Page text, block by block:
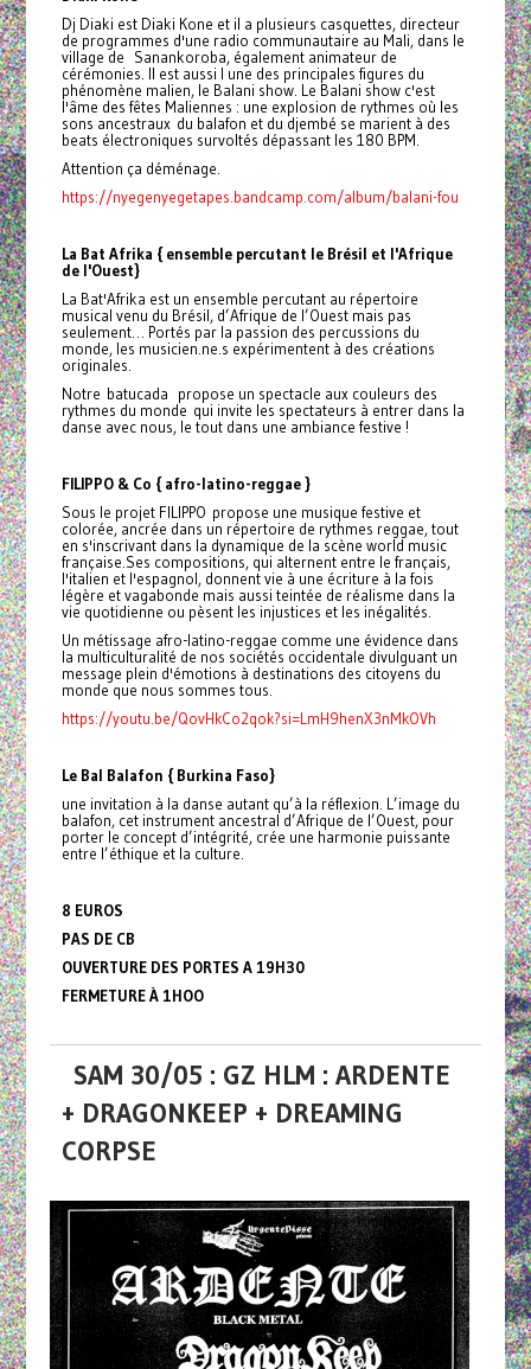
Dj Diaki est Diaki Kone et il a plusieurs casquettes, directeur
de programmes d'une radio communautaire au Mali, dans le
village de Sanankoroba, également animateur de
cérémonies. Il est aussi l une des principales figures du
phénomène malien, le Balani show. Le Balani show c'est
l'âme des fêtes Maliennes : une explosion de rythmes où les
sons ancestraux du balafon et du djembé se marient à des
beats électroniques survoltés dépassant les 180 BPM.
Attention ça déménage.
https://nyegenyegetapes.bandcamp.com/album/balani-fou
La Bat Afrika { ensemble percutant le Brésil et l'Afrique
de l'Ouest}
La Bat'Afrika est un ensemble percutant au répertoire
musical venu du Brésil, d’Afrique de l’Ouest mais pas
seulement… Portés par la passion des percussions du
monde, les musicien.ne.s expérimentent à des créations
originales.
Notre batucada propose un spectacle aux couleurs des
rythmes du monde qui invite les spectateurs à entrer dans la
danse avec nous, le tout dans une ambiance festive !
FILIPPO & Co { afro-latino-reggae }
Sous le projet FILIPPO propose une musique festive et
colorée, ancrée dans un répertoire de rythmes reggae, tout
en s'inscrivant dans la dynamique de la scène world music
française.Ses compositions, qui alternent entre le français,
l'italien et l'espagnol, donnent vie à une écriture à la fois
légère et vagabonde mais aussi teintée de réalisme dans la
vie quotidienne ou pèsent les injustices et les inégalités.
Un métissage afro-latino-reggae comme une évidence dans
la multiculturalité de nos sociétés occidentale divulguant un
message plein d'émotions à destinations des citoyens du
monde que nous sommes tous.
https://youtu.be/QovHkCo2qok?si=LmH9henX3nMkOVh
Le Bal Balafon { Burkina Faso}
une invitation à la danse autant qu’à la réflexion. L’image du
balafon, cet instrument ancestral d’Afrique de l’Ouest, pour
porter le concept d’intégrité, crée une harmonie puissante
entre l’éthique et la culture.
8 EUROS
PAS DE CB
OUVERTURE DES PORTES A 19H30
FERMETURE À 1HOO
SAM 30/05 : GZ HLM : ARDENTE
+ DRAGONKEEP + DREAMING
CORPSE